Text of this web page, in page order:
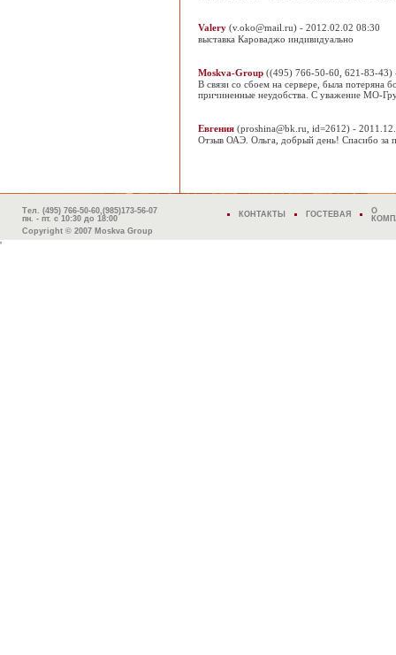
Valery (v.oko@mail.ru) - 2012.02.02 08:30
выставка Кароваджо индивидуально
Moskva-Group ((495) 766-50-60, 621-83-43)
В связи со сбоем на сервере, была потеряна
причиненные неудобства. С уважение МО-
Евгения (proshina@bk.ru, id=2612) -
Отзыв ОАЭ. Ольга, добрый день! Спасибо за
Тел. (495) 766-50-60,(985)173-56-07
пн. - пт. с 10:30 до 18:00
Copyright © 2007 Moskva Group
КОНТАКТЫ ГОСТЕВАЯ
О
'